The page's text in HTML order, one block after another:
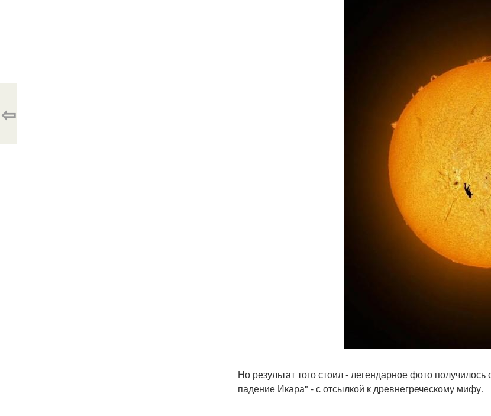
Но результат того стоил - легендарное фото
падение Икара" - с отсылкой к древнегреческому мифу.
⇦